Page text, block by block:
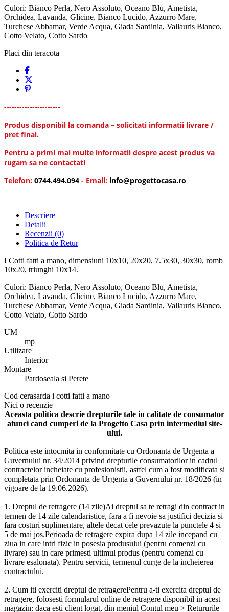
Culori: Bianco Perla, Nero Assoluto, Oceano Blu, Ametista,
Orchidea, Lavanda, Glicine, Bianco Lucido, Azzurro Mare,
Turchese Abbamar, Verde Acqua, Giada Sardinia, Vallauris Bianco,
Cotto Velato, Cotto Sardo
Placi din teracota
----------------------
Produs disponibil la comanda – solicitati informatii livrare /
pret final.
Pentru a primi mai multe informatii despre acest produs va
rugam sa ne contactati
Telefon: 0744.494.094 - Email: info@progettocasa.ro
Descriere
Detalii
Recenzii (0)
Politica de Retur
I Cotti fatti a mano, dimensiuni 10x10, 20x20, 7.5x30, 30x30, romb
10x20, triunghi 10x14.
Culori: Bianco Perla, Nero Assoluto, Oceano Blu, Ametista,
Orchidea, Lavanda, Glicine, Bianco Lucido, Azzurro Mare,
Turchese Abbamar, Verde Acqua, Giada Sardinia, Vallauris Bianco,
Cotto Velato, Cotto Sardo
UM
mp
Utilizare
Interior
Montare
Pardoseala si Perete
Cod cerasarda i cotti fatti a mano
Nici o recenzie
Aceasta politica descrie drepturile tale in calitate de consumator
atunci cand cumperi de la Progetto Casa prin intermediul site-
ului.
Politica este intocmita in conformitate cu Ordonanta de Urgenta a
Guvernului nr. 34/2014 privind drepturile consumatorilor in cadrul
contractelor incheiate cu profesionistii, astfel cum a fost modificata si
completata prin Ordonanta de Urgenta a Guvernului nr. 18/2026 (in
vigoare de la 19.06.2026).
1. Dreptul de retragere (14 zile)Ai dreptul sa te retragi din contract in
termen de 14 zile calendaristice, fara a fi nevoie sa justifici decizia si
fara costuri suplimentare, altele decat cele prevazute la punctele 4 si
5 de mai jos.Perioada de retragere expira dupa 14 zile incepand cu
ziua in care intri fizic in posesia produsului (pentru comenzi cu
livrare) sau in care primesti ultimul produs (pentru comenzi cu
livrare esalonata). Pentru servicii, termenul curge de la incheierea
contractului.
2. Cum iti exerciti dreptul de retragerePentru a-ti exercita dreptul de
retragere, folosesti formularul online de retragere disponibil in acest
magazin: daca esti client logat, din meniul Contul meu > Retururile